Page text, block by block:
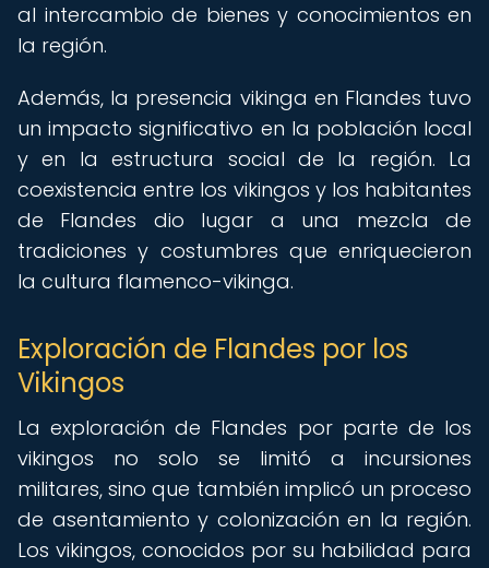
al intercambio de bienes y conocimientos en
la región.
Además, la presencia vikinga en Flandes tuvo
un impacto significativo en la población local
y en la estructura social de la región. La
coexistencia entre los vikingos y los habitantes
de Flandes dio lugar a una mezcla de
tradiciones y costumbres que enriquecieron
la cultura flamenco-vikinga.
Exploración de Flandes por los
Vikingos
La exploración de Flandes por parte de los
vikingos no solo se limitó a incursiones
militares, sino que también implicó un proceso
de asentamiento y colonización en la región.
Los vikingos, conocidos por su habilidad para